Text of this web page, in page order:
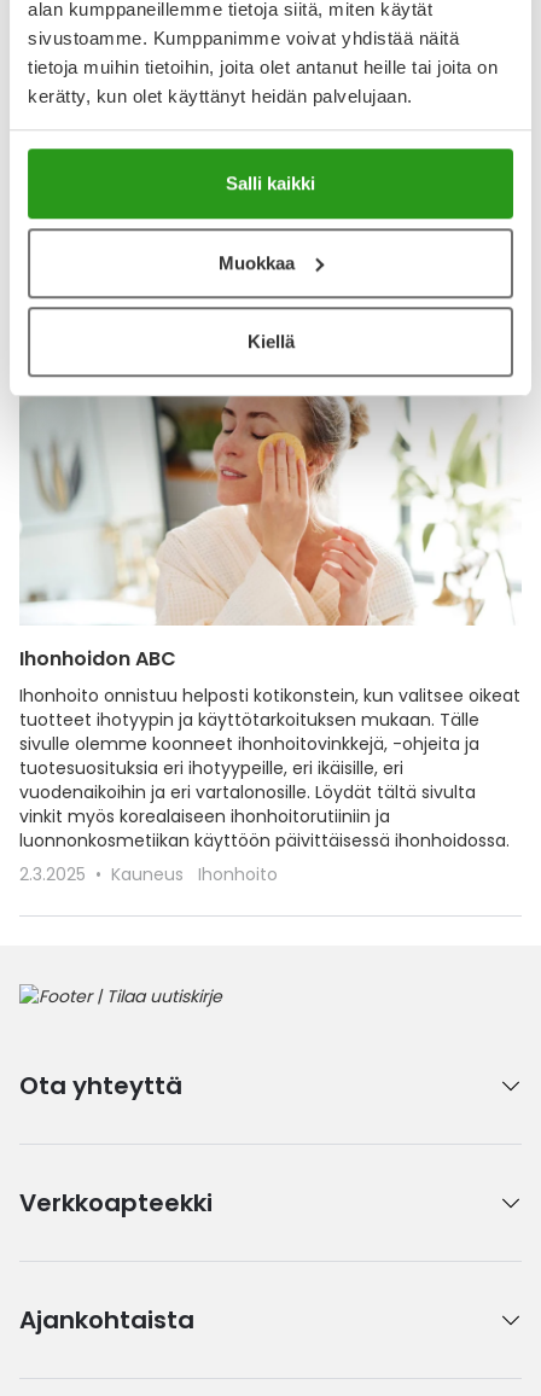
alan kumppaneillemme tietoja siitä, miten käytät
sivustoamme. Kumppanimme voivat yhdistää näitä
tietoja muihin tietoihin, joita olet antanut heille tai joita on
kerätty, kun olet käyttänyt heidän palvelujaan.
Salli kaikki
Muokkaa
Kiellä
22.8.2023
Novexpertin serum
Erinomainen tuote meikkivoiteen alle. Napakoittaa
Katso kaikki Novexpert-tuotteet
Ihonhoidon ABC
Ihonhoito onnistuu helposti kotikonstein, kun valitsee oikeat
tuotteet ihotyypin ja käyttötarkoituksen mukaan. Tälle
sivulle olemme koonneet ihonhoitovinkkejä, -ohjeita ja
tuotesuosituksia eri ihotyypeille, eri ikäisille, eri
vuodenaikoihin ja eri vartalonosille. Löydät tältä sivulta
vinkit myös korealaiseen ihonhoitorutiiniin ja
luonnonkosmetiikan käyttöön päivittäisessä ihonhoidossa.
2.3.2025
Kauneus Ihonhoito
Ota yhteyttä
Verkkoapteekki
Ajankohtaista